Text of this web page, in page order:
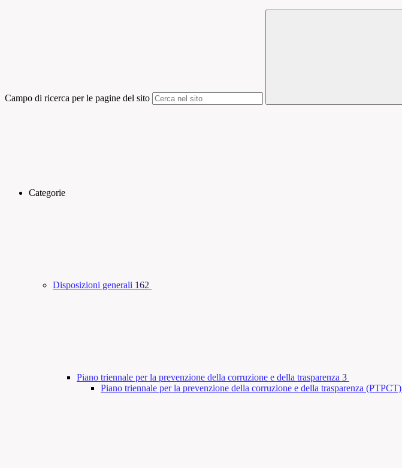
Campo di ricerca per le pagine del sito
Categorie
Disposizioni generali 162
Piano triennale per la prevenzione della corruzione e della trasparenza 3
Piano triennale per la prevenzione della corruzione e della trasparenza (PTPCT)